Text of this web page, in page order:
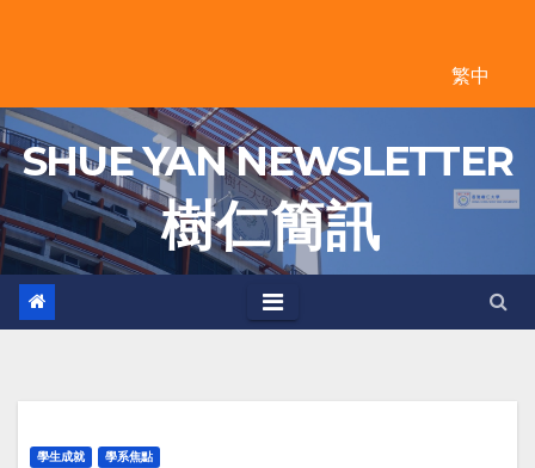
繁中
SHUE YAN NEWSLETTER
樹 仁 簡 訊
學生成就 學系焦點